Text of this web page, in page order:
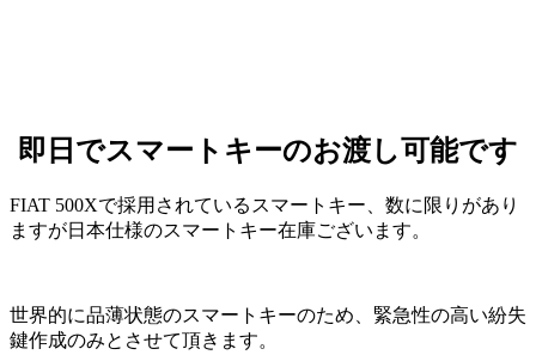
即日でスマートキーのお渡し可能です
FIAT 500Xで採用されているスマートキー、数に限りがあり
ますが日本仕様のスマートキー在庫ございます。
世界的に品薄状態のスマートキーのため、緊急性の高い紛失
鍵作成のみとさせて頂きます。